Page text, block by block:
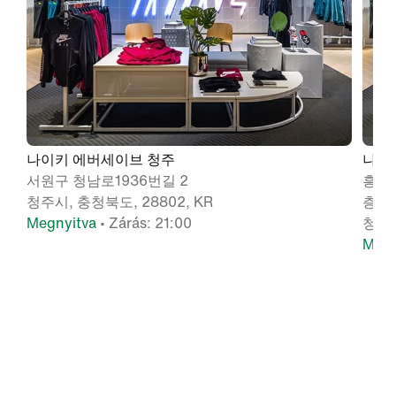
나이키 에버세이브 청주
서원구 청남로1936번길 2
청주시, 충청북도, 28802, KR
Megnyitva • Zárás: 21:00
나이
흥덕
층
청주